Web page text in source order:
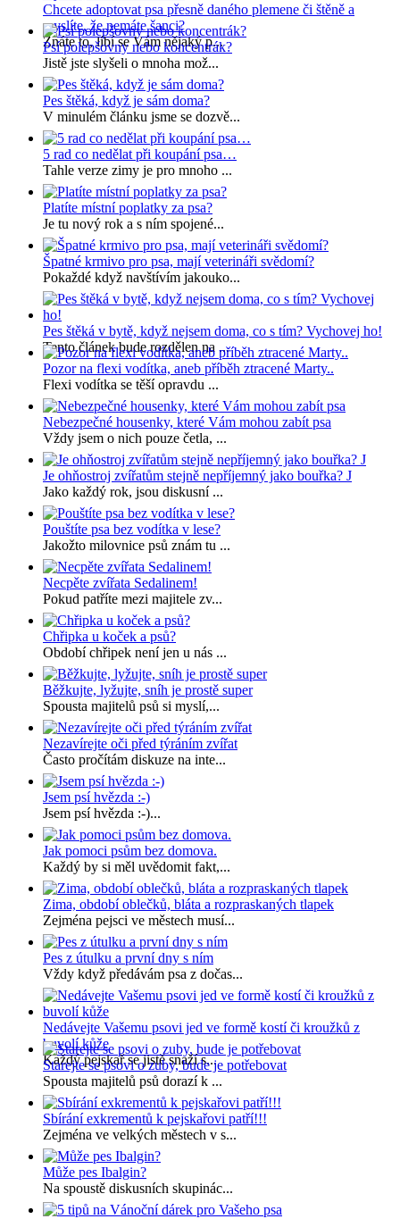
Chcete adoptovat psa přesně daného plemene či štěně a
myslíte, že nemáte šanci?
Znáte to, líbí se Vám nějaký p...
Psí polepšovny nebo koncentrák?
Jistě jste slyšeli o mnoha mož...
Pes štěká, když je sám doma?
V minulém článku jsme se dozvě...
5 rad co nedělat při koupání psa…
Tahle verze zimy je pro mnoho ...
Platíte místní poplatky za psa?
Je tu nový rok a s ním spojené...
Špatné krmivo pro psa, mají veterináři svědomí?
Pokaždé když navštívím jakouko...
Pes štěká v bytě, když nejsem doma, co s tím? Vychovej ho!
Tento článek bude rozdělen na ...
Pozor na flexi vodítka, aneb příběh ztracené Marty..
Flexi vodítka se těší opravdu ...
Nebezpečné housenky, které Vám mohou zabít psa
Vždy jsem o nich pouze četla, ...
Je ohňostroj zvířatům stejně nepříjemný jako bouřka? J
Jako každý rok, jsou diskusní ...
Pouštíte psa bez vodítka v lese?
Jakožto milovnice psů znám tu ...
Necpěte zvířata Sedalinem!
Pokud patříte mezi majitele zv...
Chřipka u koček a psů?
Období chřipek není jen u nás ...
Běžkujte, lyžujte, sníh je prostě super
Spousta majitelů psů si myslí,...
Nezavírejte oči před týráním zvířat
Často pročítám diskuze na inte...
Jsem psí hvězda :-)
Jsem psí hvězda :-)...
Jak pomoci psům bez domova.
Každý by si měl uvědomit fakt,...
Zima, období oblečků, bláta a rozpraskaných tlapek
Zejména pejsci ve městech musí...
Pes z útulku a první dny s ním
Vždy když předávám psa z dočas...
Nedávejte Vašemu psovi jed ve formě kostí či kroužků z
buvolí kůže
Každý pejskař se jistě snaží s...
Starejte se psovi o zuby, bude je potřebovat
Spousta majitelů psů dorazí k ...
Sbírání exkrementů k pejskařovi patří!!!
Zejména ve velkých městech v s...
Může pes Ibalgin?
Na spoustě diskusních skupinác...